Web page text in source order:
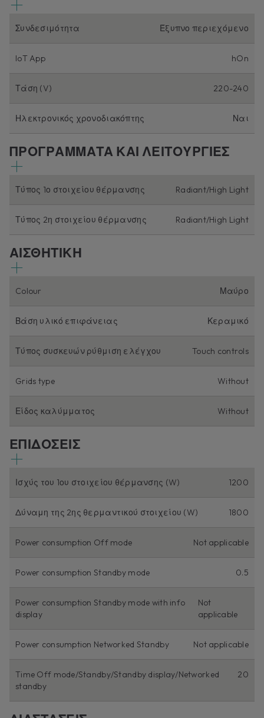
Συνδεσιμότητα Έξυπνο περιεχόμενο
IoT App hOn
Τάση (V) 220-240
Ηλεκτρονικός χρονοδιακόπτης Ναι
ΠΡΟΓΡΑΜΜΑΤΑ ΚΑΙ ΛΕΙΤΟΥΡΓΙΕΣ
Τύπος 1ο στοιχείου θέρμανσης Radiant/High Light
Τύπος 2η στοιχείου θέρμανσης Radiant/High Light
ΑΙΣΘΗΤΙΚΗ
Colour Μαύρο
Βάση υλικό επιφάνειας Κεραμικό
Τύπος συσκευών ρύθμιση ελέγχου Touch controls
Grids type Without
Είδος καλύμματος Without
ΕΠΙΔΟΣΕΙΣ
Ισχύς του 1ου στοιχείου θέρμανσης (W) 1200
Δύναμη της 2ης θερμαντικού στοιχείου (W) 1800
Power consumption Off mode Not applicable
Power consumption Standby mode 0.5
Power consumption Standby mode with info
display
Not
applicable
Power consumption Networked Standby Not applicable
Time Off mode/Standby/Standby display/Networked
standby
20